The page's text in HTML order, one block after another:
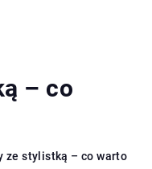
– co
ze stylistką – co warto